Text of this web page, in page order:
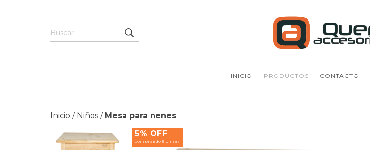
INICIO PRODUCTOS CONTACTO
Inicio / Niños / Mesa para nenes
5% OFF
comprando 5 o más